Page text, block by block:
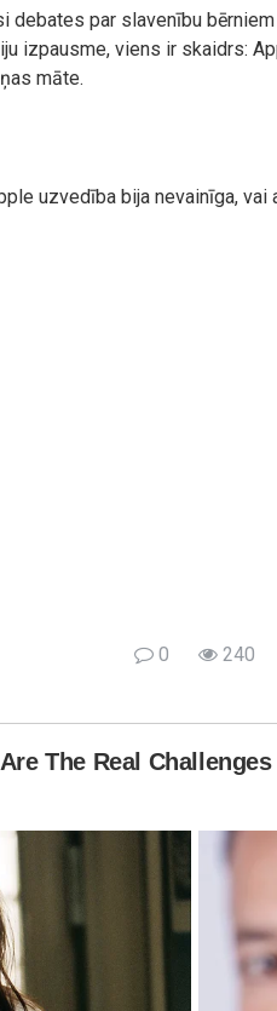
debates par slavenību
izpausme, viens ir skaidrs:
māte.
uzvedība bija nevainīga,
0 240